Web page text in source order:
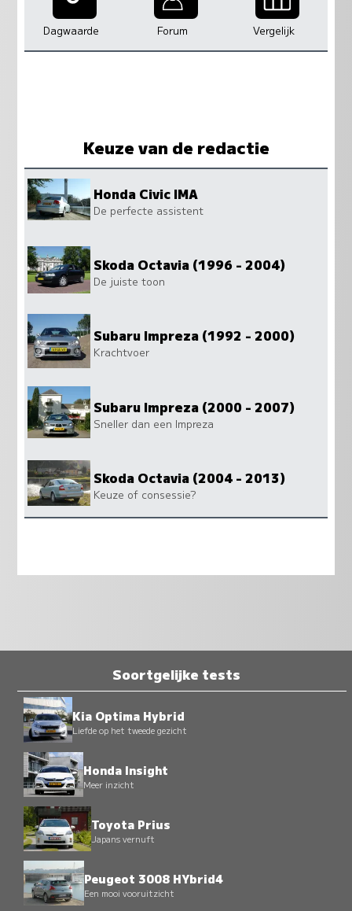
Dagwaarde Forum Vergelijk
Keuze van de redactie
Honda Civic IMA
De perfecte assistent
Skoda Octavia (1996 - 2004)
De juiste toon
Subaru Impreza (1992 - 2000)
Krachtvoer
Subaru Impreza (2000 - 2007)
Sneller dan een Impreza
Skoda Octavia (2004 - 2013)
Keuze of consessie?
Soortgelijke tests
Kia Optima Hybrid
Liefde op het tweede gezicht
Honda Insight
Meer inzicht
Toyota Prius
Japans vernuft
Peugeot 3008 HYbrid4
Een mooi vooruitzicht